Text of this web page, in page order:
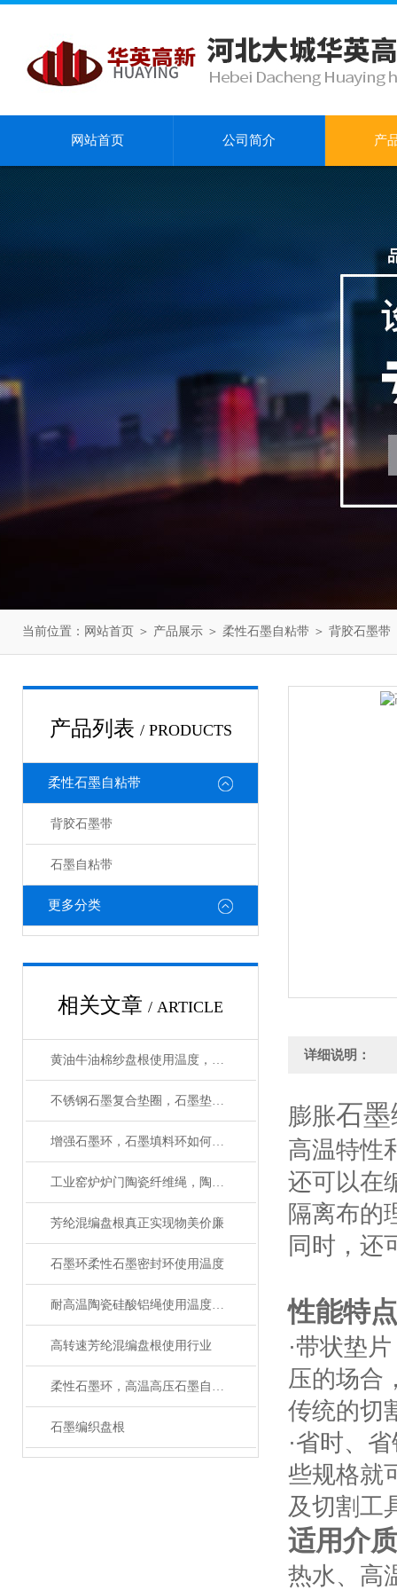
网站首页 公司简介 产
当前位置： 网站首页 ＞ 产品展示 ＞ 柔性石墨自粘带 ＞ 背胶石墨带
产品列表 / PRODUCTS
柔性石墨自粘带
背胶石墨带
石墨自粘带
更多分类
相关文章 / ARTICLE
黄油牛油棉纱盘根使用温度，使用压力
不锈钢石墨复合垫圈，石墨垫如何安装
增强石墨环，石墨填料环如何使用
工业窑炉炉门陶瓷纤维绳，陶瓷纤维编绳应用
芳纶混编盘根真正实现物美价廉
石墨环柔性石墨密封环使用温度
耐高温陶瓷硅酸铝绳使用温度多少
高转速芳纶混编盘根使用行业
柔性石墨环，高温高压石墨自密封环质量保证
石墨编织盘根
详细说明：
膨胀石
高温特性
还可以在
隔离布的
同时，还
性能特
·带状垫
压的场合
传统的切
·省时、
些规格就
及切割工
适用介
热水、高